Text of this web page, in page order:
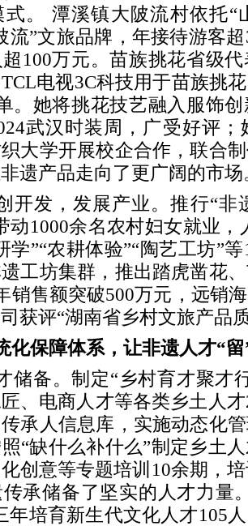
式。 潭溪镇大陂流村依托“
流”文旅品牌，年接待游客
100万元。苗族挑花省级
电视3C科技用于苗族挑
。她将挑花技艺融入服饰
武汉时装周，广受好评
大学开展校企合作，联合
遗产品走向了更广阔的市场
开发，发展产业。推行“非
动1000余名农村妇女就业
学”“农耕体验”“陶艺工坊”
工坊集群，推出踏虎凿花
销售额突破500万元，远销
获评“湖南省乡村文旅产品
化保障体系，让非遗人才“
储备。制定“乡村育才聚才
、电商人才等各类乡土人
承人信息库，实施动态化
“缺什么补什么”制定乡土
创意等专题培训10余期，
承储备了坚实的人才力量
年培育新生代文化人才105